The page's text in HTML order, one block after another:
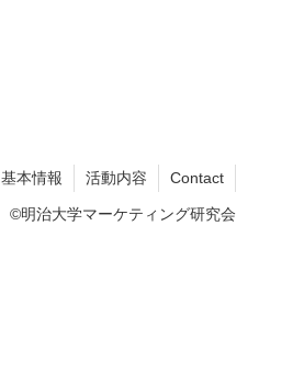
基本情報 活動内容 Contact
©明治大学マーケティング研究会